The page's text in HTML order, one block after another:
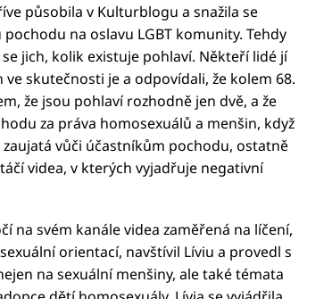
působila v Kulturblogu a snažila se
na oslavu LGBT komunity. Tehdy
jich, kolik existuje pohlaví. Někteří lidé jí
skutečnosti je a odpovídali, že kolem 68.
že jsou pohlaví rozhodně jen dvě, a že
za práva homosexuálů a menšin, když
vůči účastníkům pochodu, ostatně
videa, v kterých vyjadřuje negativní
na svém kanále videa zaměřená na líčení,
orientací, navštívil Líviu a provedl s
na sexuální menšiny, ale také témata